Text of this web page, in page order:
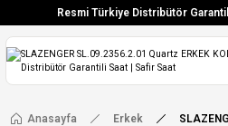
Resmi Türkiye Distribütör
Vade Farksız 6
Aynı Gün Stoktan
Ücretsiz
Anasayfa Erkek